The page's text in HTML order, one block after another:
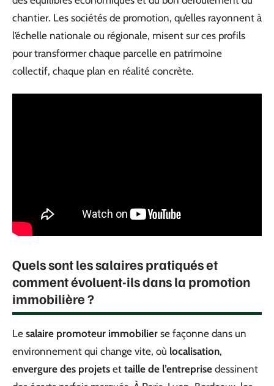
chantier. Les sociétés de promotion, qu’elles rayonnent à
l’échelle nationale ou régionale, misent sur ces profils
pour transformer chaque parcelle en patrimoine
collectif, chaque plan en réalité concrète.
Quels sont les salaires pratiqués et
comment évoluent-ils dans la promotion
immobilière ?
Le salaire promoteur immobilier se façonne dans un
environnement qui change vite, où localisation,
envergure des projets et taille de l’entreprise dessinent